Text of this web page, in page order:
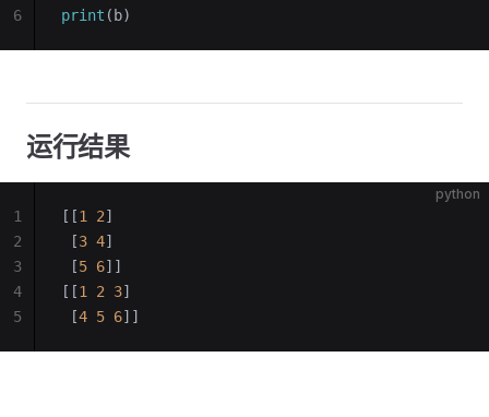
print (b)
6
运行结果
python
[[1 2]
[3 4]
[5 6]]
[[1 2 3]
[4 5 6]]
1
2
3
4
5